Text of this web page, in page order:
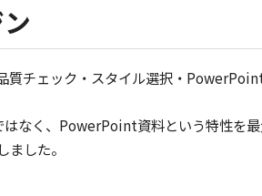
質チェック・スタイル選択・
なく、PowerPoint資料という特性を
した。